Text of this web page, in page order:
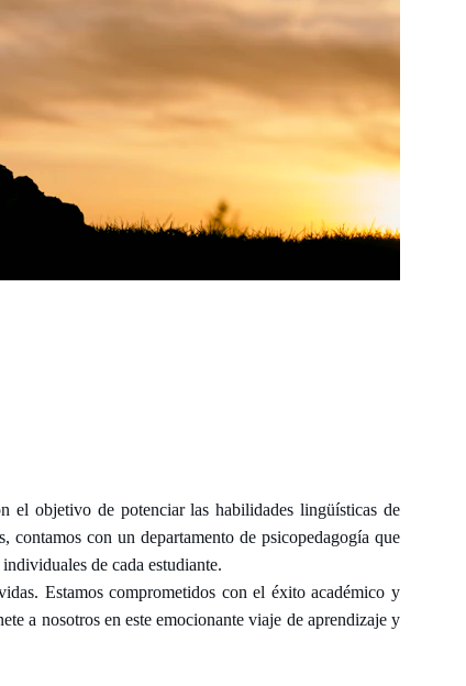
el objetivo de potenciar las habilidades lingüísticas de
contamos con un departamento de psicopedagogía que
de cada estudiante.
Estamos comprometidos con el éxito académico y
a nosotros en este emocionante viaje de aprendizaje y